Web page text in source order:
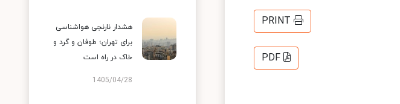
PRINT
PDF
هشدار نارنجی هواشناسی
برای تهران؛ طوفان و گرد و
خاک در راه است
1405/04/28